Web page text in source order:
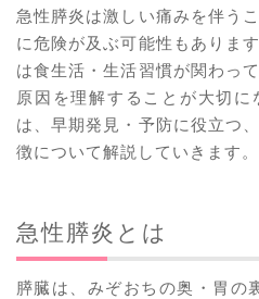
急性膵炎は激しい痛みを伴う
に危険が及ぶ可能性もありま
は食生活・生活習慣が関わっ
原因を理解することが大切
は、早期発見・予防に役立つ
徴について解説していきます。
急性膵炎とは
膵臓は、みぞおちの奥・胃の